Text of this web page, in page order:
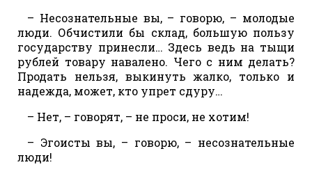
– Несознательные вы, – говорю, – молодые
люди. Обчистили бы склад, большую пользу
государству принесли… Здесь ведь на тыщи
рублей товару навалено. Чего с ним делать?
Продать нельзя, выкинуть жалко, только и
надежда, может, кто упрет сдуру…
– Нет, – говорят, – не проси, не хотим!
– Эгоисты вы, – говорю, – несознательные
люди!